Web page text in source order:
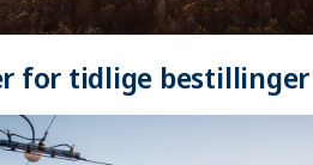
for tidlige bestillinger